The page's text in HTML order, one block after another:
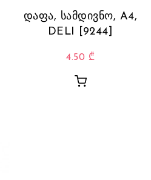
დაფა, სამდივნო, A4,
DELI [9244]
4.50 ₾